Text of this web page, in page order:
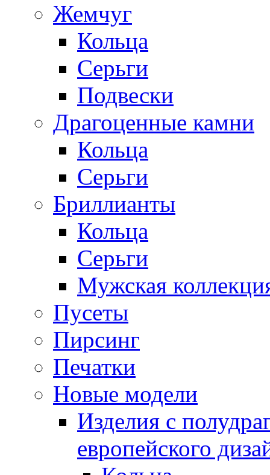
Жемчуг
Кольца
Серьги
Подвески
Драгоценные камни
Кольца
Серьги
Бриллианты
Кольца
Серьги
Мужская
Пусеты
Пирсинг
Печатки
Новые модели
Изделия с
европейского